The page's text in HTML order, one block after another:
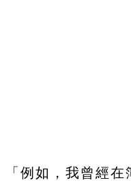
「例如，我曾經